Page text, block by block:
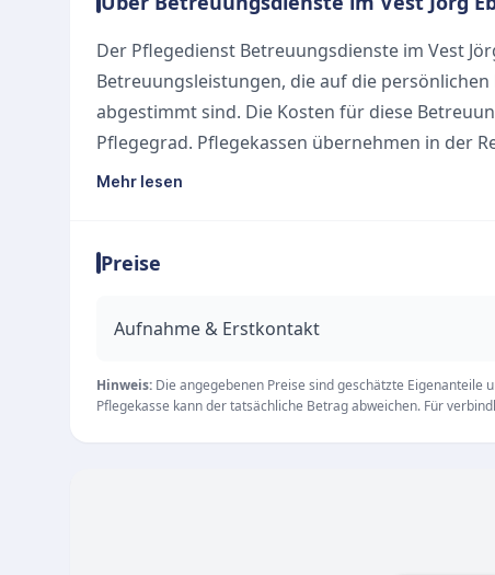
Der Pflegedienst Betreuungsdienste im Vest
Betreuungsleistungen, die auf die
abgestimmt sind. Die Kosten für diese
Pflegegrad. Pflegekassen übernehmen in der
Betreuungsdienste, wobei die Höhe der
Fördermöglichkeiten und finanzielle
Pflegedienst zu einem verlässlichen Partner
Mehr lesen
Preise
Aufnahme & Erstkontakt
Hinweis: Die angegebenen Preise sind geschätzte Eigenanteile
Pflegekasse kann der tatsächliche Betrag abweichen. Für